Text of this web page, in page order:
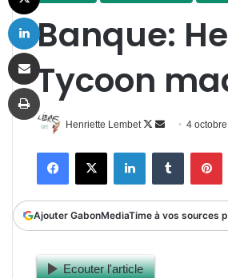
Banque:
Tycoon
Henriette Lembet
Follow
Envoyer
courriel
4
FacebookX LinkedinTumblr
Ajouter GabonMediaTime à vos sources
Ecouter l'article
Imprimer